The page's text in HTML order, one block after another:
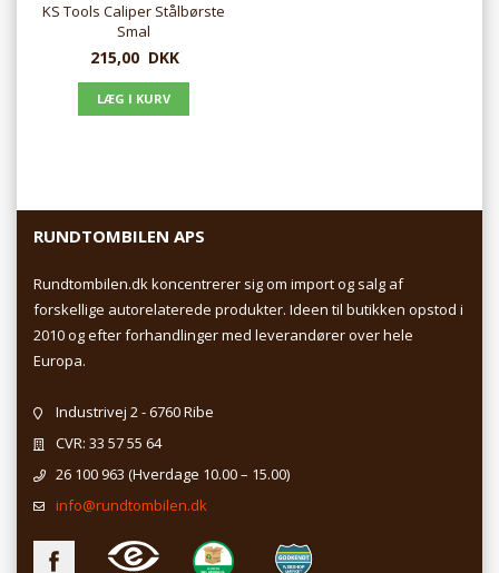
KS Tools Caliper Stålbørste
Smal
215,00 DKK
RUNDTOMBILEN APS
Rundtombilen.dk koncentrerer sig om import og salg af
forskellige autorelaterede produkter. Ideen til butikken opstod i
2010 og efter forhandlinger med leverandører over hele
Europa.
Industrivej 2 - 6760 Ribe
CVR: 33 57 55 64
26 100 963 (Hverdage 10.00 – 15.00)
info@rundtombilen.dk